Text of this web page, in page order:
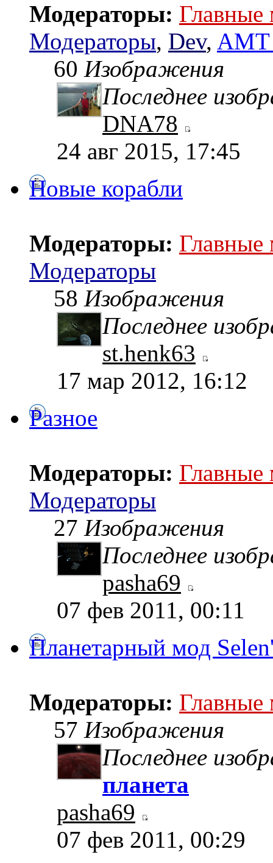
Модераторы: Главные
Модераторы, Dev, AMT
60 Изображения
Последнее
DNA78
24 авг 2015, 17:45
Новые корабли
Модераторы: Главные
Модераторы
58 Изображения
Последнее
st.henk63
17 мар 2012, 16:12
Разное
Модераторы: Главные
Модераторы
27 Изображения
Последнее
pasha69
07 фев 2011, 00:11
Планетарный мод
Модераторы: Главные
57 Изображения
Последнее
планета
pasha69
07 фев 2011, 00:29